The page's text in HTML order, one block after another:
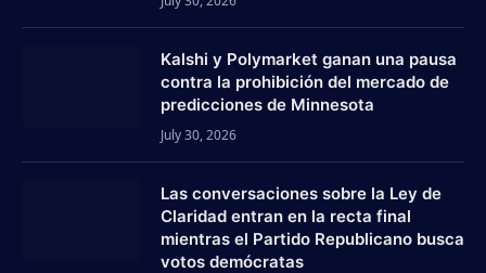
Kalshi y Polymarket ganan una pausa
contra la prohibición del mercado de
predicciones de Minnesota
July 30, 2026
Las conversaciones sobre la Ley de
Claridad entran en la recta final
mientras el Partido Republicano busca
votos demócratas